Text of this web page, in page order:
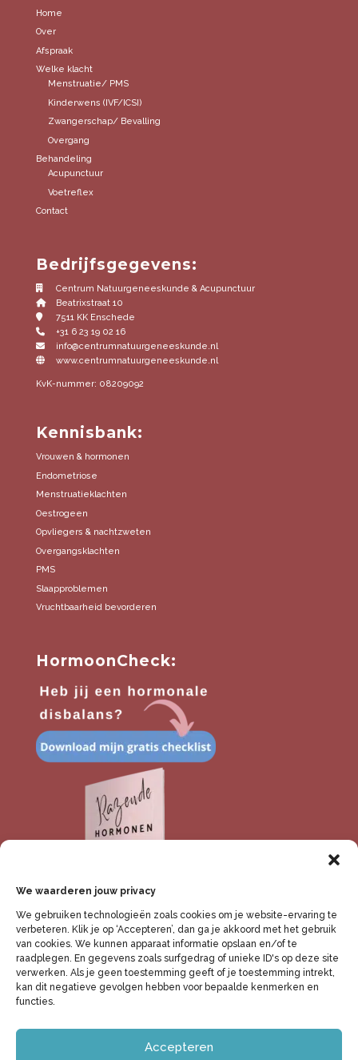
We waarderen jouw privacy
We gebruiken technologieën zoals cookies om je website-ervaring te
verbeteren. Klik je op ‘Accepteren’, dan ga je akkoord met het gebruik
van cookies. We kunnen apparaat informatie opslaan en/of te
raadplegen. En gegevens zoals surfgedrag of unieke ID's op deze site
verwerken. Als je geen toestemming geeft of je toestemming intrekt,
kan dit negatieve gevolgen hebben voor bepaalde kenmerken en
functies.
Accepteren
Home
Over
Afspraak
Welke klacht
Menstruatie/ PMS
Kinderwens (IVF/ICSI)
Zwangerschap/ Bevalling
Overgang
Behandeling
Acupunctuur
Voetreflex
Contact
Bedrijfsgegevens:
Centrum Natuurgeneeskunde & Acupunctuur
Beatrixstraat 10
7511 KK Enschede
+31 6 23 19 02 16
info@centrumnatuurgeneeskunde.nl
www.centrumnatuurgeneeskunde.nl
KvK-nummer: 08209092
Kennisbank:
Vrouwen & hormonen
Endometriose
Menstruatieklachten
Oestrogeen
Opvliegers & nachtzweten
Overgangsklachten
PMS
Slaapproblemen
Vruchtbaarheid bevorderen
HormoonCheck:
Klachtenregeling